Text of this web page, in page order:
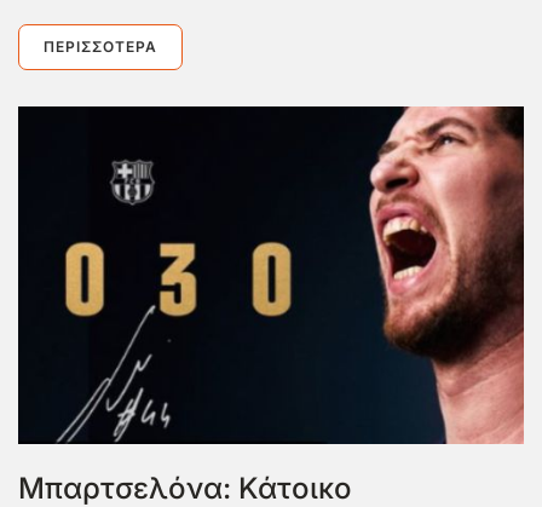
ΠΕΡΙΣΣΌΤΕΡΑ
Μπαρτσελόνα: Κάτοικο